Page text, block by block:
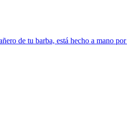
de tu barba, está hecho a mano